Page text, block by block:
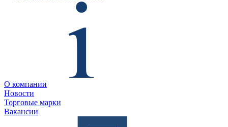
О компании
Новости
Торговые марки
Вакансии